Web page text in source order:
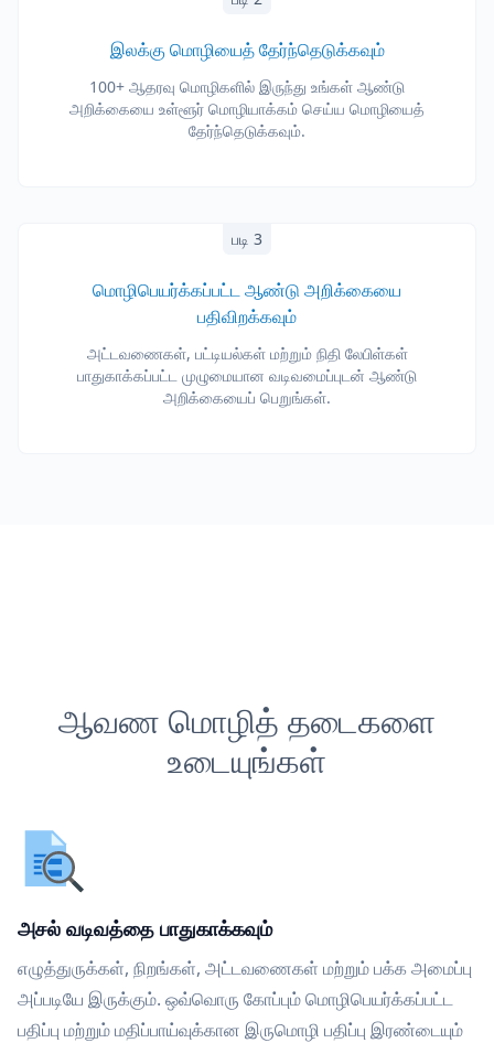
இலக்கு மொழியைத் தேர்ந்தெடுக்கவும்
100+ ஆதரவு மொழிகளில் இருந்து உங்கள் ஆண்டு
அறிக்கையை உள்ளூர் மொழியாக்கம் செய்ய மொழியைத்
தேர்ந்தெடுக்கவும்.
படி 3
மொழிபெயர்க்கப்பட்ட ஆண்டு அறிக்கையை
பதிவிறக்கவும்
அட்டவணைகள், பட்டியல்கள் மற்றும் நிதி லேபிள்கள்
பாதுகாக்கப்பட்ட முழுமையான வடிவமைப்புடன் ஆண்டு
அறிக்கையைப் பெறுங்கள்.
ஆவண மொழித் தடைகளை
உடையுங்கள்
அசல் வடிவத்தை பாதுகாக்கவும்
எழுத்துருக்கள், நிறங்கள், அட்டவணைகள் மற்றும் பக்க அமைப்பு
அப்படியே இருக்கும். ஒவ்வொரு கோப்பும் மொழிபெயர்க்கப்பட்ட
பதிப்பு மற்றும் மதிப்பாய்வுக்கான இருமொழி பதிப்பு இரண்டையும்